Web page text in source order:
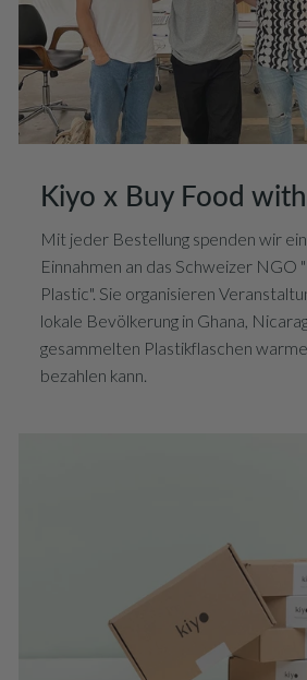
Kiyo x Buy Food
Mit jeder Bestellung spenden wir
Einnahmen an das Schweizer NGO
Plastic". Sie organisieren
lokale Bevölkerung in Ghana,
gesammelten Plastikflaschen
bezahlen kann.